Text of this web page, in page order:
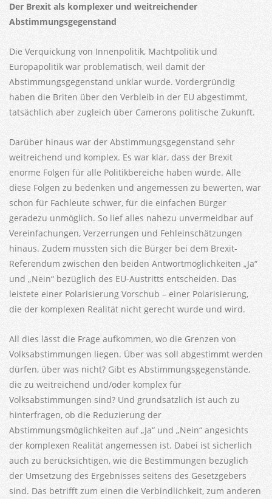
Der Brexit als komplexer und weitreichender
Abstimmungsgegenstand
Die Verquickung von Innenpolitik, Machtpolitik und
Europapolitik war problematisch, weil damit der
Abstimmungsgegenstand unklar wurde. Vordergründig
haben die Briten über den Verbleib in der EU abgestimmt,
tatsächlich aber zugleich über Camerons politische Zukunft.
Darüber hinaus war der Abstimmungsgegenstand sehr
weitreichend und komplex. Es war klar, dass der Brexit
enorme Folgen für alle Politikbereiche haben würde. Alle
diese Folgen zu bedenken und angemessen zu bewerten, war
schon für Fachleute schwer, für die einfachen Bürger
geradezu unmöglich. So lief alles nahezu unvermeidbar auf
Vereinfachungen, Verzerrungen und Fehleinschätzungen
hinaus. Zudem mussten sich die Bürger bei dem Brexit-
Referendum zwischen den beiden Antwortmöglichkeiten „Ja“
und „Nein“ bezüglich des EU-Austritts entscheiden. Das
leistete einer Polarisierung Vorschub – einer Polarisierung,
die der komplexen Realität nicht gerecht wurde und wird.
All dies lässt die Frage aufkommen, wo die Grenzen von
Volksabstimmungen liegen. Über was soll abgestimmt werden
dürfen, über was nicht? Gibt es Abstimmungsgegenstände,
die zu weitreichend und/oder komplex für
Volksabstimmungen sind? Und grundsätzlich ist auch zu
hinterfragen, ob die Reduzierung der
Abstimmungsmöglichkeiten auf „Ja“ und „Nein“ angesichts
der komplexen Realität angemessen ist. Dabei ist sicherlich
auch zu berücksichtigen, wie die Bestimmungen bezüglich
der Umsetzung des Ergebnisses seitens des Gesetzgebers
sind. Das betrifft zum einen die Verbindlichkeit, zum anderen